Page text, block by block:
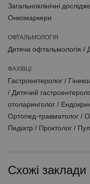
Загальноклінічні
Онкомаркери
ОФТАЛЬМОЛОГІЯ
Дитяча офтальмологія /
ФАХІВЦІ
Гастроентеролог /
/ Дитячий
отоларинголог /
Ортопед-травматолог /
Педіатр / Проктолог /
Схожі заклади